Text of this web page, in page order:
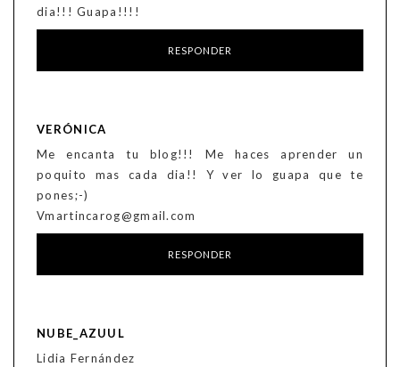
dia!!! Guapa!!!!
RESPONDER
VERÓNICA
Me encanta tu blog!!! Me haces aprender un
poquito mas cada dia!! Y ver lo guapa que te
pones;-)
Vmartincarog@gmail.com
RESPONDER
NUBE_AZUUL
Lidia Fernández